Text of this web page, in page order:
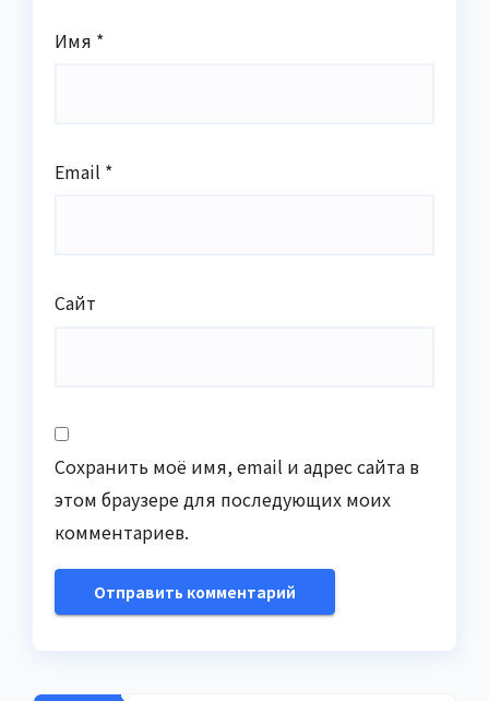
Имя *
Email *
Сайт
Сохранить моё имя, email и адрес сайта в
этом браузере для последующих моих
комментариев.